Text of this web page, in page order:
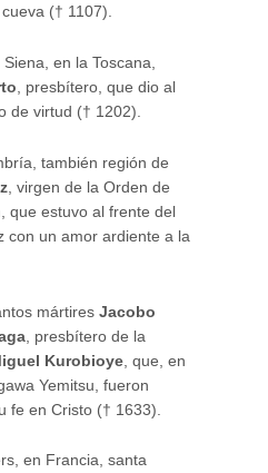
(† 1107).
en la Toscana,
, presbítero, que dio al
de virtud († 1202).
también región de
, virgen de la Orden de
que estuvo al frente del
con un amor ardiente a la
mártires Jacobo
, presbítero de la
Kurobioye , que, en
Yemitsu, fueron
fe en Cristo († 1633).
en Francia, santa